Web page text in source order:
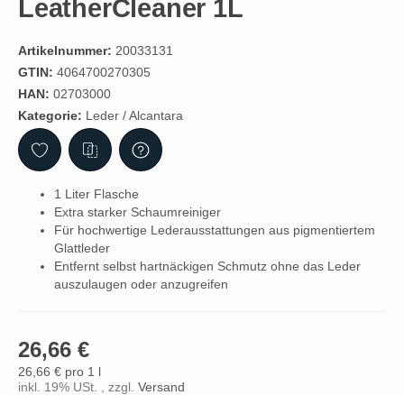
LeatherCleaner 1L
Artikelnummer: 20033131
GTIN: 4064700270305
HAN: 02703000
Kategorie: Leder / Alcantara
1 Liter Flasche
Extra starker Schaumreiniger
Für hochwertige Lederausstattungen aus pigmentiertem
Glattleder
Entfernt selbst hartnäckigen Schmutz ohne das Leder
auszulaugen oder anzugreifen
26,66 €
26,66 € pro 1 l
inkl. 19% USt. , zzgl. Versand